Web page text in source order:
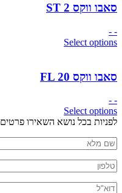
סאבו ווקס ST 2
- -
Select options
סאבו ווקס FL 20
- -
Select options
חזרה
העמוד
לפניות בכל נושא השאירו פרטים
שם
מלא
טלפון
דוא"ל